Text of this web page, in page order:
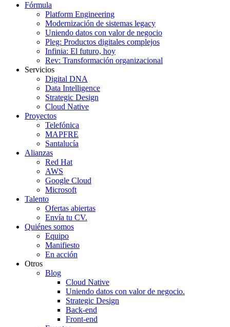
Fórmula
Platform Engineering
Modernización de sistemas legacy
Uniendo datos con valor de negocio
Pleg: Productos digitales complejos
Infinia: El futuro, hoy
Rev: Transformación organizacional
Servicios
Digital DNA
Data Intelligence
Strategic Design
Cloud Native
Proyectos
Telefónica
MAPFRE
Santalucía
Alianzas
Red Hat
AWS
Google Cloud
Microsoft
Talento
Ofertas abiertas
Envía tu CV.
Quiénes somos
Equipo
Manifiesto
En acción
Otros
Blog
Cloud Native
Uniendo datos con valor de negocio.
Strategic Design
Back-end
Front-end